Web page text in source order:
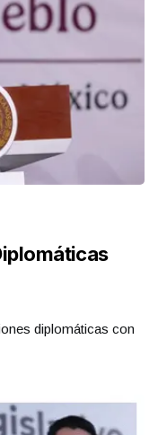
diplomáticas con